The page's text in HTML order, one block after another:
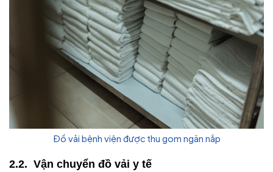
Đồ vải bệnh viện được thu gom ngăn nắp
Vận chuyển đồ vải y tế